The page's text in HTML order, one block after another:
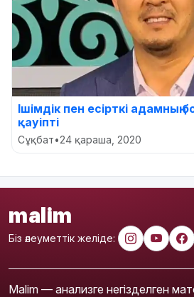
Ішімдік пен есірткі адамның
қауіпті
Сұқбат•24 қараша, 2020
malim
Біз әлеуметтік желіде:
Malim — анализге негізделген